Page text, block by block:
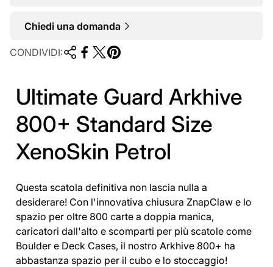
Chiedi una domanda
CONDIVIDI:
Ultimate Guard Arkhive
800+ Standard Size
XenoSkin Petrol
Questa scatola definitiva non lascia nulla a
desiderare! Con l'innovativa chiusura ZnapClaw e lo
spazio per oltre 800 carte a doppia manica,
caricatori dall'alto e scomparti per più scatole come
Boulder e Deck Cases, il nostro Arkhive 800+ ha
abbastanza spazio per il cubo e lo stoccaggio!